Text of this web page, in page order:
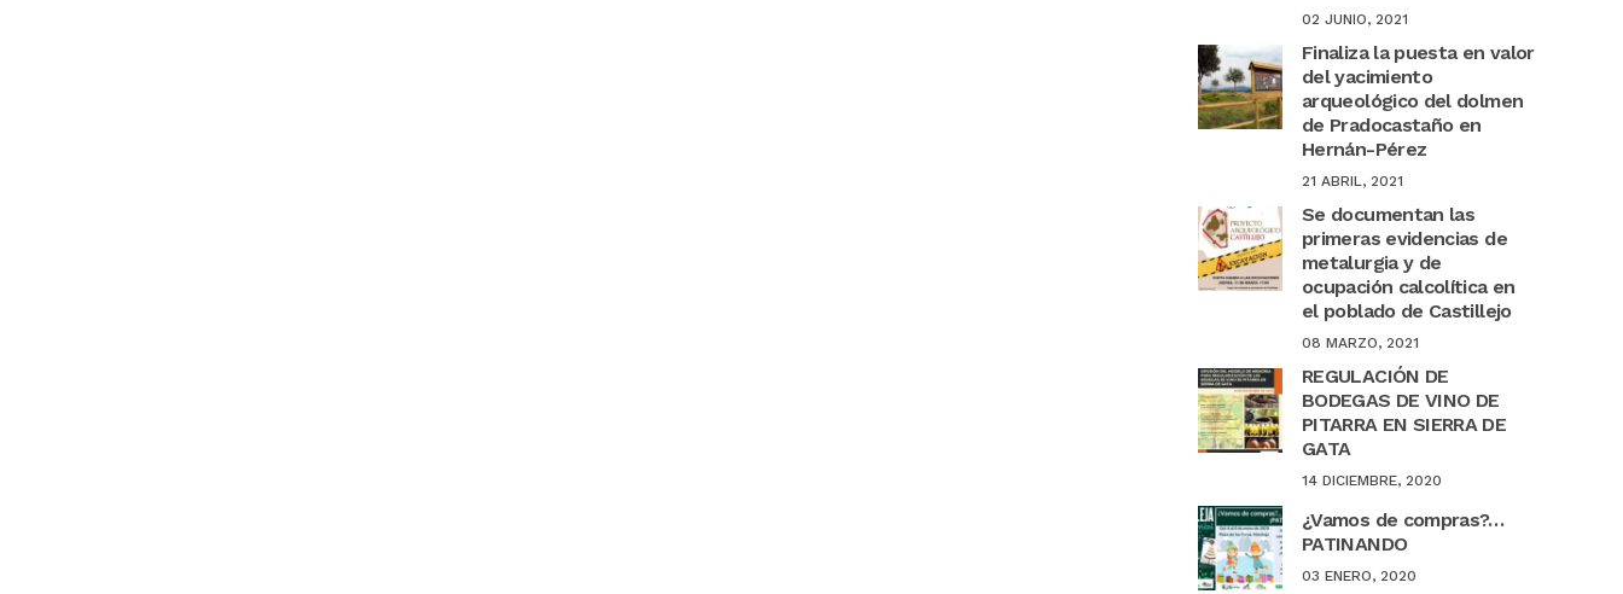
02 JUNIO, 2021
Finaliza la puesta en valor
del yacimiento
arqueológico del dolmen
de Pradocastaño en
Hernán-Pérez
21 ABRIL, 2021
Se documentan las
primeras evidencias de
metalurgia y de
ocupación calcolítica en
el poblado de Castillejo
08 MARZO, 2021
REGULACIÓN DE
BODEGAS DE VINO DE
PITARRA EN SIERRA DE
GATA
14 DICIEMBRE, 2020
¿Vamos de compras?…
PATINANDO
03 ENERO, 2020